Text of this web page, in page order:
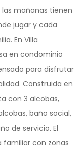
mañanas tienen
jugar y cada
En Villa
en condominio
para disfrutar
Construida en
con 3 alcobas,
baño social,
de servicio. El
con zonas